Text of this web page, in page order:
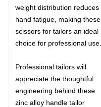
weight distribution reduces
hand fatigue, making these
scissors for tailors an ideal
choice for professional use.
Professional tailors will
appreciate the thoughtful
engineering behind these
zinc alloy handle tailor